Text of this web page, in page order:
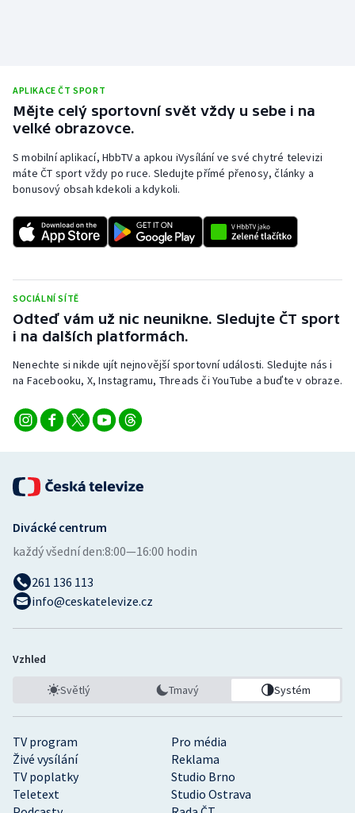
Lyže a snowboard
Moderní pětiboj
Motorsport
Parasport
Plavání
Plážový volejbal
Rychlostní kanoistika
Stolní tenis
Triatlon
Vodní slalom
Volejbal
APLIKACE ČT SPORT
Mějte celý sportovní svět vždy u sebe i na
velké obrazovce.
S mobilní aplikací, HbbTV a apkou iVysílání ve své chytré televizi
máte ČT sport vždy po ruce. Sledujte přímé přenosy, články a
bonusový obsah kdekoli a kdykoli.
SOCIÁLNÍ SÍTĚ
Odteď vám už nic neunikne. Sledujte ČT sport
i na dalších platformách.
Nenechte si nikde ujít nejnovější sportovní události. Sledujte nás i
na Facebooku, X, Instagramu, Threads či YouTube a buďte v obraze.
TV program
Pro média
Živé vysílání
Reklama
TV poplatky
Studio Brno
Teletext
Studio Ostrava
Divácké centrum
každý všední den:8:00—16:00 hodin
261 136 113
info@ceskatelevize.cz
Vzhled
Světlý Tmavý Systém